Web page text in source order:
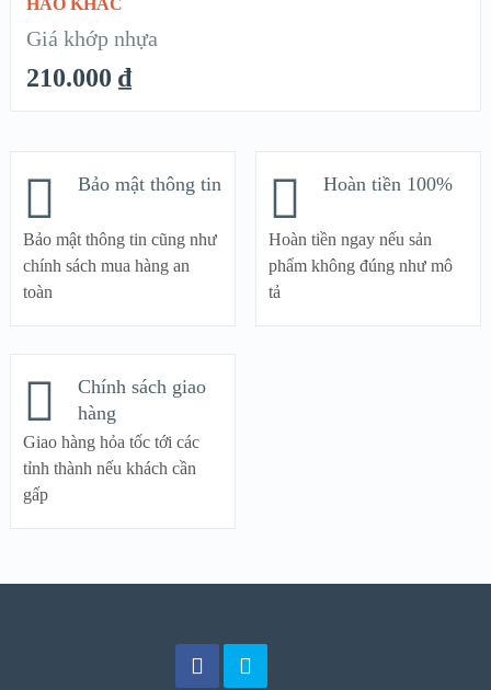
HAO KHÁC
Giá khớp nhựa
210.000 ₫
Bảo mật thông tin
Bảo mật thông tin cũng như
chính sách mua hàng an
toàn
Hoàn tiền 100%
Hoàn tiền ngay nếu sản
phẩm không đúng như mô
tả
Chính sách giao
hàng
Giao hàng hỏa tốc tới các
tỉnh thành nếu khách cần
gấp